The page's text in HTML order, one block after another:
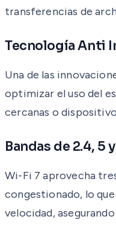
transferencias de
Tecnología Anti
Una de las
optimizar el uso del
cercanas o
Bandas de 2.4, 5
Wi-Fi 7 aprovecha
congestionado, lo
velocidad,